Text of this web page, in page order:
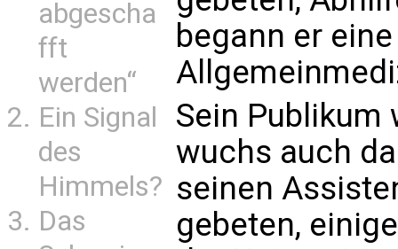
abgescha
fft
werden“
Ein Signal
des
Himmels?
Das
begann er
Sein
wuchs auch
seinen
gebeten,